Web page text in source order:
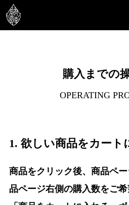
購入までの
OPERATING
1. 欲しい商品をカート
商品をクリック後、商品ペ
品ページ右側の購入数をご希